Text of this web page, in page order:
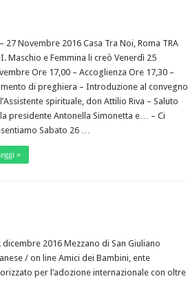
27 Novembre 2016 Casa Tra Noi, Roma TRA
Maschio e Femmina li creò Venerdì 25
Ore 17,00 – Accoglienza Ore 17,30 –
di preghiera – Introduzione al convegno
spirituale, don Attilio Riva – Saluto
presidente Antonella Simonetta e… – Ci
Sabato 26 …
»
dicembre 2016 Mezzano di San Giuliano
/ on line Amici dei Bambini, ente
per l’adozione internazionale con oltre